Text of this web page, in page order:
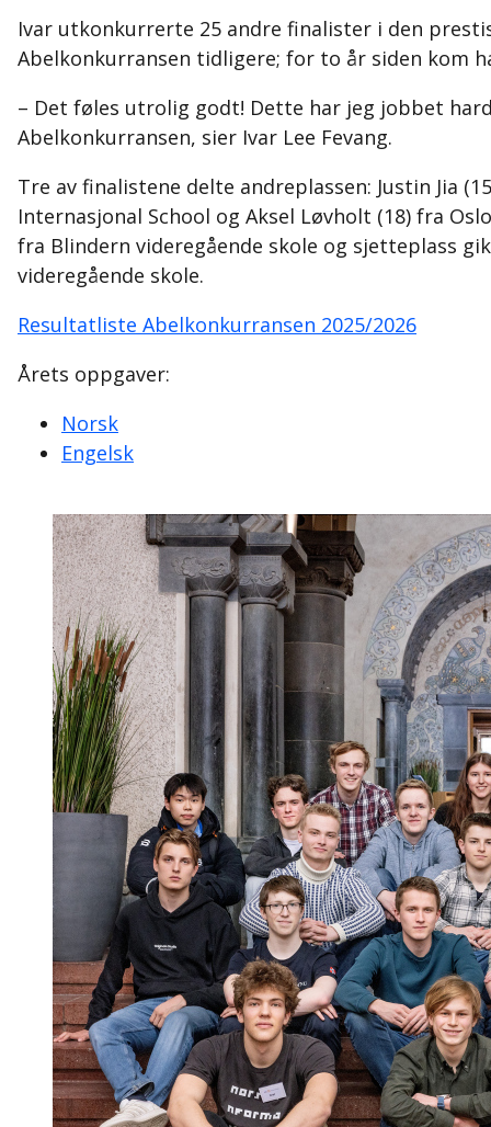
Ivar utkonkurrerte 25 andre finalister i den
Abelkonkurransen tidligere; for to år siden kom
– Det føles utrolig godt! Dette har jeg jobbet
Abelkonkurransen, sier Ivar Lee Fevang.
Tre av finalistene delte andreplassen: Justin Jia
Internasjonal School og Aksel Løvholt (18) fra
fra Blindern videregående skole og sjetteplass
videregående skole.
Resultatliste Abelkonkurransen 2025/2026
Årets oppgaver:
Norsk
Engelsk